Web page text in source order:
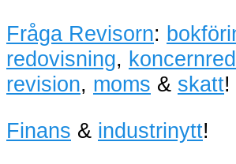
Fråga Revisorn:
redovisning,
revision, moms & skatt!
Finans & industrinytt!